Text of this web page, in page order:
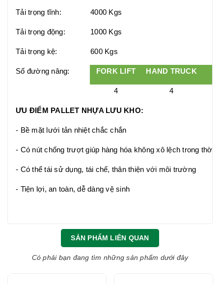
Tải trọng tĩnh: 4000 Kgs
Tải trọng động: 1000 Kgs
Tải trọng kệ: 600 Kgs
Số đường nâng: FORK LIFT HAND TRUCK
4 4
ƯU ĐIỂM PALLET NHỰA LƯU KHO:
- Bề mặt lưới tản nhiệt chắc chắn
- Có nút chống trượt giúp hàng hóa không xô lệch trong thời
- Có thể tái sử dụng, tái chế, thân thiện với môi trường
- Tiện lợi, an toàn, dễ dàng vệ sinh
SẢN PHẨM LIÊN QUAN
Có phải bạn đang tìm những sản phẩm dưới đây